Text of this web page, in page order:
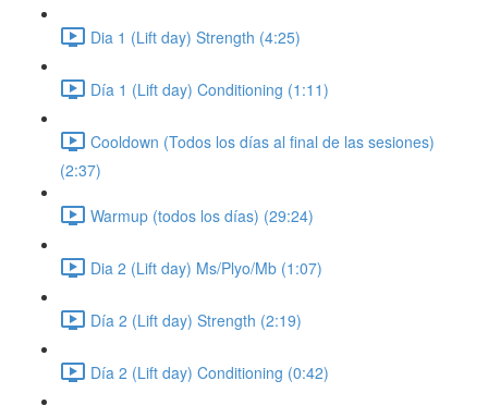
Dia 1 (Lift day) Strength (4:25)
Día 1 (Lift day) Conditioning (1:11)
Cooldown (Todos los días al final de las sesiones)
(2:37)
Warmup (todos los días) (29:24)
Dia 2 (Lift day) Ms/Plyo/Mb (1:07)
Día 2 (Lift day) Strength (2:19)
Día 2 (Lift day) Conditioning (0:42)